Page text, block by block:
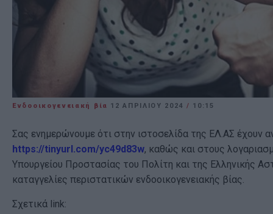
Ενδοοικογενειακή βία 12 ΑΠΡΙΛΊΟΥ 2024 / 10:15
Σας ενημερώνουμε ότι στην ιστοσελίδα της ΕΛ.ΑΣ έχουν
https://tinyurl.com/yc49d83w, καθώς και στους
Υπουργείου Προστασίας του Πολίτη και της Ελληνικής
καταγγελίες περιστατικών ενδοοικογενειακής βίας.
Σχετικά link: